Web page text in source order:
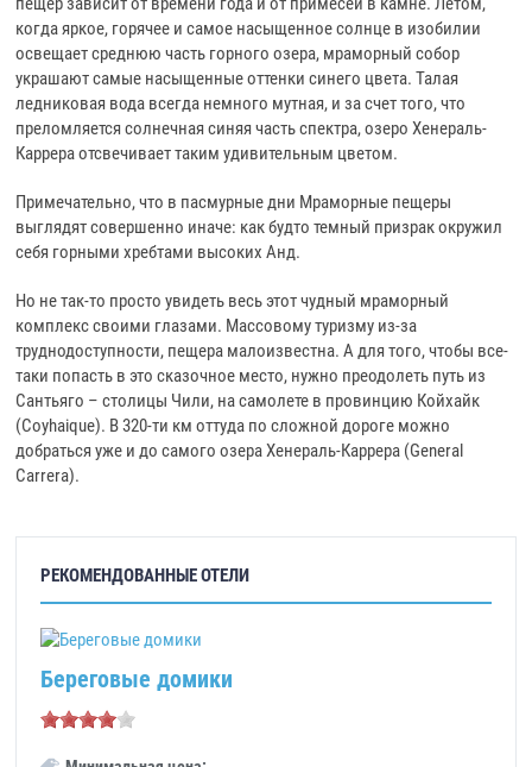
когда яркое, горячее и самое насыщенное солнце в изобилии
освещает среднюю часть горного озера, мраморный собор
украшают самые насыщенные оттенки синего цвета. Талая
ледниковая вода всегда немного мутная, и за счет того, что
преломляется солнечная синяя часть спектра, озеро Хенераль-
Каррера отсвечивает таким удивительным цветом.
Примечательно, что в пасмурные дни Мраморные пещеры
выглядят совершенно иначе: как будто темный призрак окружил
себя горными хребтами высоких Анд.
Но не так-то просто увидеть весь этот чудный мраморный
комплекс своими глазами. Массовому туризму из-за
труднодоступности, пещера малоизвестна. А для того, чтобы все-
таки попасть в это сказочное место, нужно преодолеть путь из
Сантьяго – столицы Чили, на самолете в провинцию Койхайк
(Coyhaique). В 320-ти км оттуда по сложной дороге можно
добраться уже и до самого озера Хенераль-Каррера (General
Carrera).
РЕКОМЕНДОВАННЫЕ ОТЕЛИ
Береговые домики